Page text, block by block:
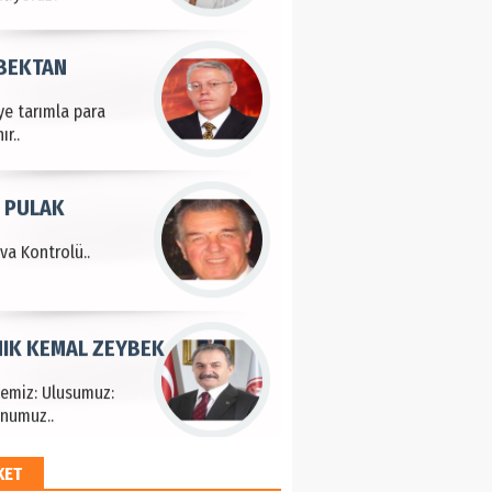
tarımla para
Kontrolü..
PULAK
Ulusumuz:
KEMAL ZEYBEK
HAYRİ PEKER